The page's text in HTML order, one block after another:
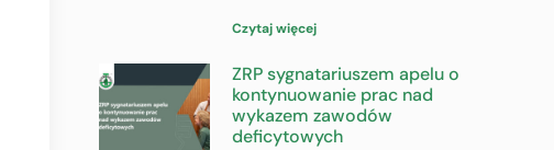
Czytaj więcej
ZRP sygnatariuszem apelu o
kontynuowanie prac nad
wykazem zawodów
deficytowych